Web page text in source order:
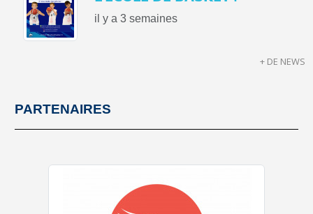
il y a 3 semaines
+ DE NEWS
PARTENAIRES